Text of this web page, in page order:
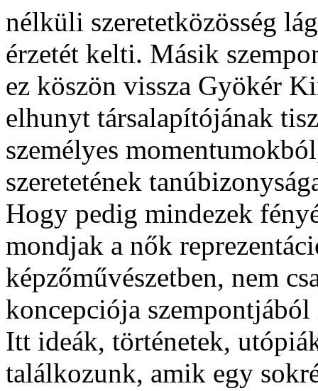
nélküli szeretetközösség
érzetét kelti. Másik
ez köszön vissza Gyökér
elhunyt társalapítójának
személyes
szeretetének
Hogy pedig mindezek
mondjak a nők
képzőművészetben, nem
koncepciója szempontjából
Itt ideák, történetek,
találkozunk, amik egy